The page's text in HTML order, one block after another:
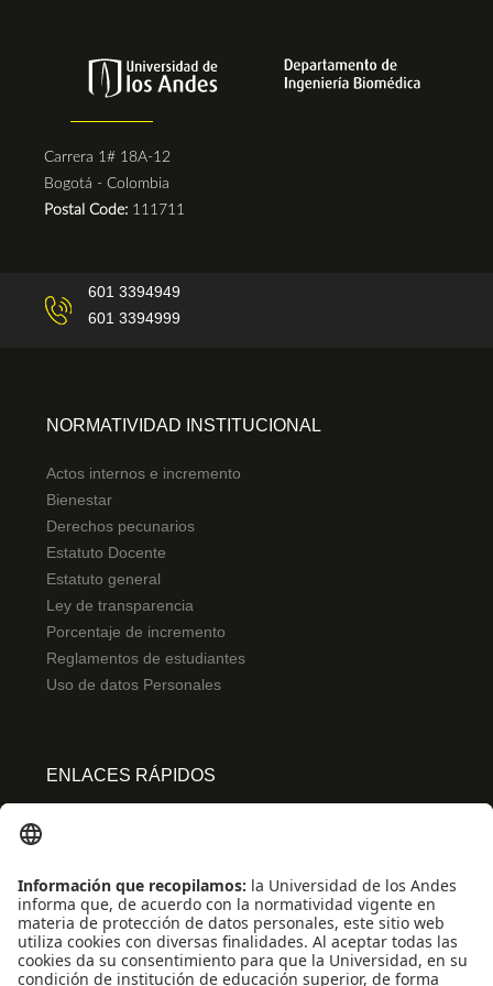
Carrera 1# 18A-12
Bogotá - Colombia
Postal Code: 111711
601 3394949
601 3394999
NORMATIVIDAD INSTITUCIONAL
Actos internos e incremento
Bienestar
Derechos pecunarios
Estatuto Docente
Estatuto general
Ley de transparencia
Porcentaje de incremento
Reglamentos de estudiantes
Uso de datos Personales
ENLACES RÁPIDOS
Convivencia y transparencia
Emergencias: Extensión 0000
Eventos destacados
Mapa del Sitio
Multimedia